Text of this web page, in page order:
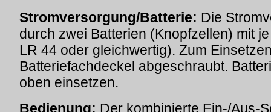
Stromversorgung/Batterie: Die
durch zwei Batterien (Knopfzellen) mit
LR 44 oder gleichwertig). Zum
Batteriefachdeckel abgeschraubt.
oben einsetzen.
Bedienung: Der kombinierte Ein-/Aus-